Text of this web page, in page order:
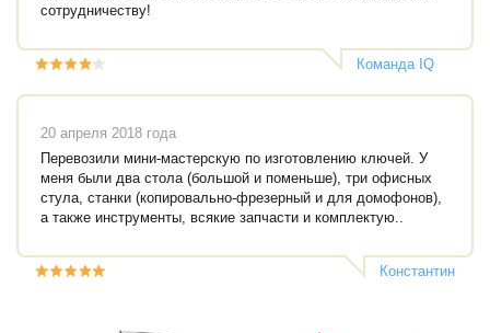
сотрудничеству!
Команда IQ
20 апреля 2018 года
Перевозили мини-мастерскую по изготовлению ключей. У
меня были два стола (большой и поменьше), три офисных
стула, станки (копировально-фрезерный и для домофонов),
а также инструменты, всякие запчасти и комплектую..
Константин